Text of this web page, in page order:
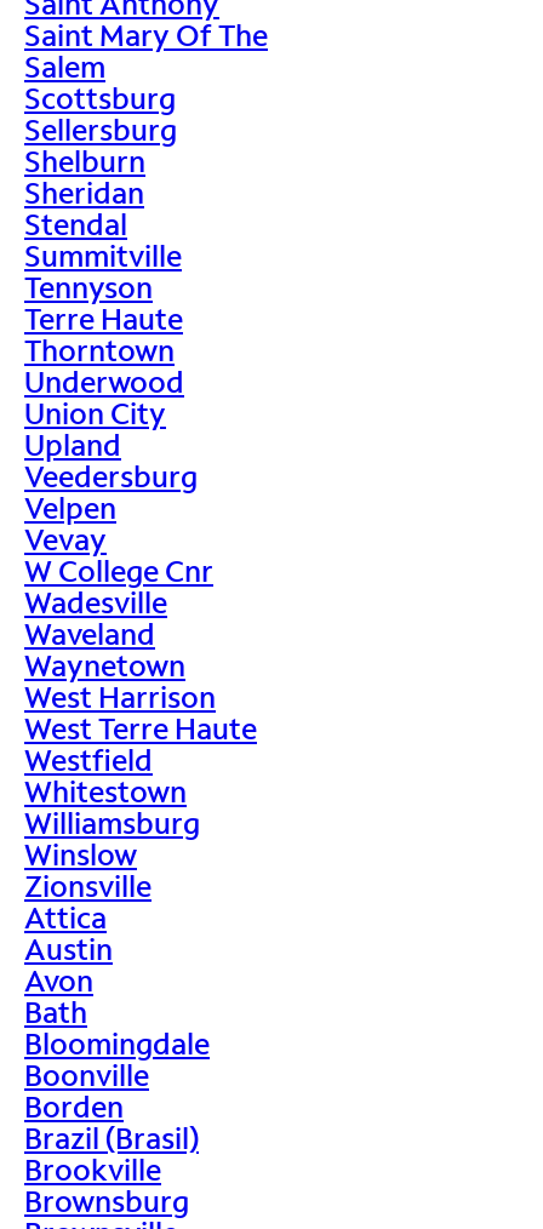
Saint Mary Of The
Salem
Scottsburg
Sellersburg
Shelburn
Sheridan
Stendal
Summitville
Tennyson
Terre Haute
Thorntown
Underwood
Union City
Upland
Veedersburg
Velpen
Vevay
W College Cnr
Wadesville
Waveland
Waynetown
West Harrison
West Terre Haute
Westfield
Whitestown
Williamsburg
Winslow
Zionsville
Attica
Austin
Avon
Bath
Bloomingdale
Boonville
Borden
Brazil (Brasil)
Brookville
Brownsburg